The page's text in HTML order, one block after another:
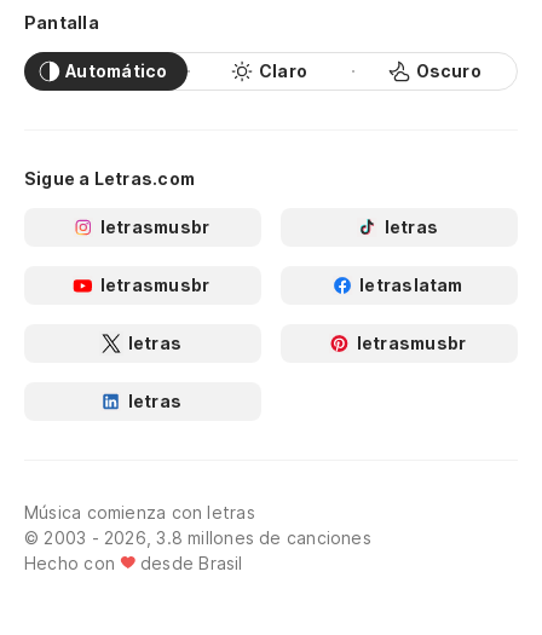
Pantalla
Automático Claro Oscuro
Sigue a Letras.com
letrasmusbr letras
letrasmusbr letraslatam
letras letrasmusbr
letras
Música comienza con letras
© 2003 - 2026, 3.8 millones de canciones
Hecho con
desde Brasil